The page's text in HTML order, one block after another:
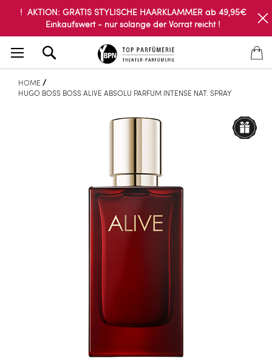
! AKTION: GRATIS STYLISCHE HAARKLAMMER ab 49,95€
Einkaufswert - nur solange der Vorrat reicht !
HOME
HUGO BOSS BOSS ALIVE ABSOLU PARFUM INTENSE NAT. SPRAY